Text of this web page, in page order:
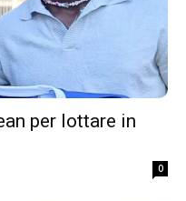
per lottare in
0